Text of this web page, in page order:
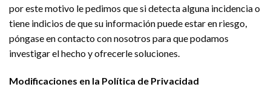
por este motivo le pedimos que si detecta alguna incidencia o
tiene indicios de que su información puede estar en riesgo,
póngase en contacto con nosotros para que podamos
investigar el hecho y ofrecerle soluciones.
Modificaciones en la Política de Privacidad